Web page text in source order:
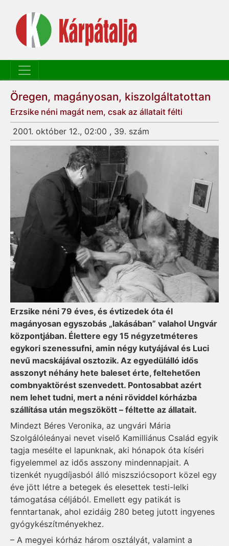
Öregen, magányosan, kiszolgáltatottan
Erzsike néni magát nem, csak az állatait félti
2001. október 12., 02:00 , 39. szám
Erzsike néni 79 éves, és évtizedek óta él
magányosan egyszobás „lakásában” valahol Ungvár
központjában. Élettere egy 15 négyzetméteres
egykori szenessufni, amin négy kutyájával és Luci
nevű macskájával osztozik. Az egyedülálló idős
asszonyt néhány hete baleset érte, feltehetően
combnyaktörést szenvedett. Pontosabbat azért
nem lehet tudni, mert a néni röviddel kórházba
szállítása után megszökött – féltette az állatait.
Mindezt Béres Veronika, az ungvári Mária
Szolgálóleányai nevet viselő Kamilliánus Család egyik
tagja mesélte el lapunknak, aki hónapok óta kíséri
figyelemmel az idős asszony mindennapjait. A
tizenkét nyugdíjasból álló mi­s­­­­­z­­­szió­­csoport közel egy
éve jött létre a betegek és elesettek testi-lelki
támogatása céljából. Emellett egy patikát is
fenntartanak, ahol ezidáig 280 beteg jutott ingyenes
gyógy­készít­mé­nyek­hez.
– A megyei kórház három osztályát, valamint a